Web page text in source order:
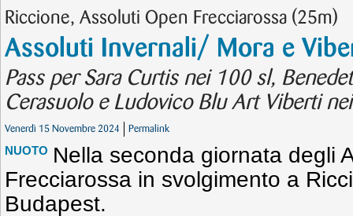
Riccione, Assoluti Open Frecciarossa (25m)
Assoluti Invernali/ Mora e
Pass per Sara Curtis nei 100 sl,
Cerasuolo e Ludovico Blu Art Viberti
Venerdì 15 Novembre 2024 Permalink
NUOTO Nella seconda giornata degli
Frecciarossa in svolgimento a
Budapest.